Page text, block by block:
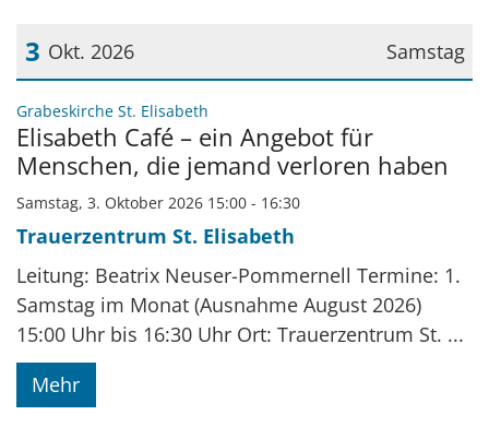
Samstag
3 Okt. 2026
Datum: 3. Oktober 2026
Grabeskirche St. Elisabeth
Elisabeth Café – ein Angebot für
Menschen, die jemand verloren haben
Samstag, 3. Oktober 2026 15:00 - 16:30
Trauerzentrum St. Elisabeth
Leitung: Beatrix Neuser-Pommernell Termine: 1.
Samstag im Monat (Ausnahme August 2026)
15:00 Uhr bis 16:30 Uhr Ort: Trauerzentrum St. ...
Mehr